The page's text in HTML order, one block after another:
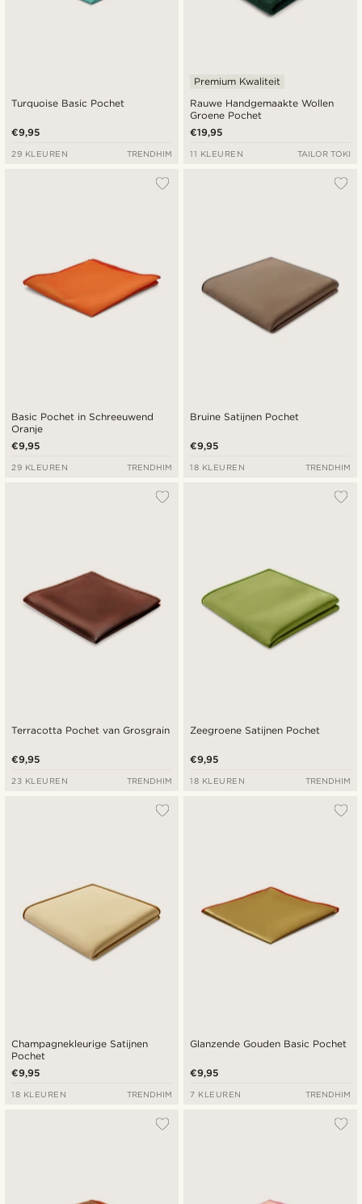
Turquoise Basic Pochet
€9,95
29 KLEUREN TRENDHIM
Rauwe Handgemaakte Wollen
Groene Pochet
Premium Kwaliteit
€19,95
11 KLEUREN TAILOR TOKI
Basic Pochet in Schreeuwend
Oranje
€9,95
29 KLEUREN TRENDHIM
Bruine Satijnen Pochet
€9,95
18 KLEUREN TRENDHIM
Terracotta Pochet van Grosgrain
€9,95
23 KLEUREN TRENDHIM
Zeegroene Satijnen Pochet
€9,95
18 KLEUREN TRENDHIM
Champagnekleurige Satijnen
Pochet
€9,95
18 KLEUREN TRENDHIM
Glanzende Gouden Basic Pochet
€9,95
7 KLEUREN TRENDHIM